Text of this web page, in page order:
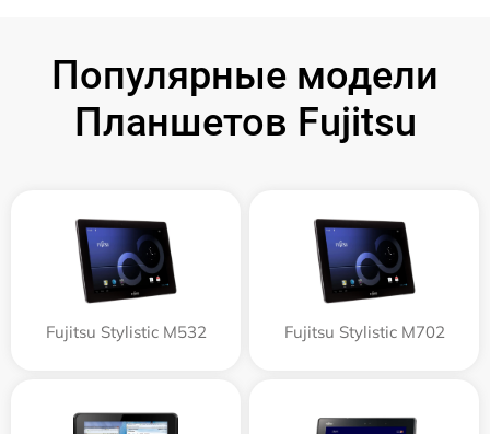
Популярные модели
Планшетов Fujitsu
Fujitsu Stylistic M532 Fujitsu Stylistic M702